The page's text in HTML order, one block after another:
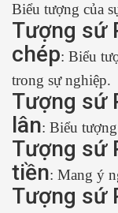
Biểu tượng của
Tượng sứ
chép: Biểu
trong sự nghiệp.
Tượng sứ
lân: Biểu
Tượng sứ
tiền: Mang ý
Tượng sứ